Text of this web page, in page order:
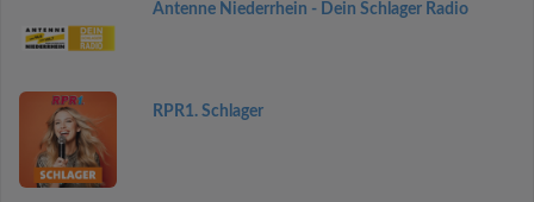
Antenne Niederrhein - Dein Schlager Radio
RPR1. Schlager